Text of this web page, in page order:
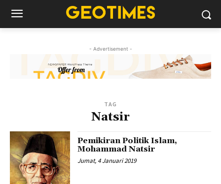
- Advertisement -
TAG
Natsir
Pemikiran Politik Islam,
Mohammad Natsir
Jumat, 4 Januari 2019